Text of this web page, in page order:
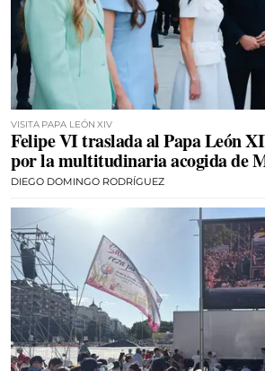
VISITA PAPA LEÓN XIV
Felipe VI traslada al Papa León
por la multitudinaria acogida de
DIEGO DOMINGO RODRÍGUEZ